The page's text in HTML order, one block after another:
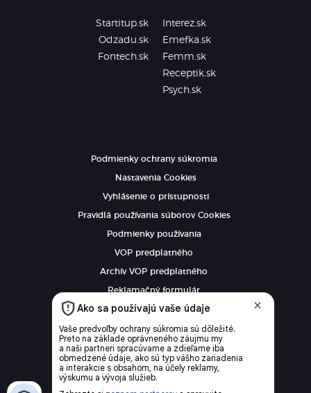
Startitup.sk
Odzadu.sk
Fontech.sk
Interez.sk
Emefka.sk
Femm.sk
Receptik.sk
Psych.sk
Podmienky ochrany súkromia
Nastavenia Cookies
Vyhlásenie o prístupnosti
Pravidlá používania súborov Cookies
Podmienky používania
VOP predplatného
Archív VOP predplatného
Reklamačný formulár
VOP reklamných služieb